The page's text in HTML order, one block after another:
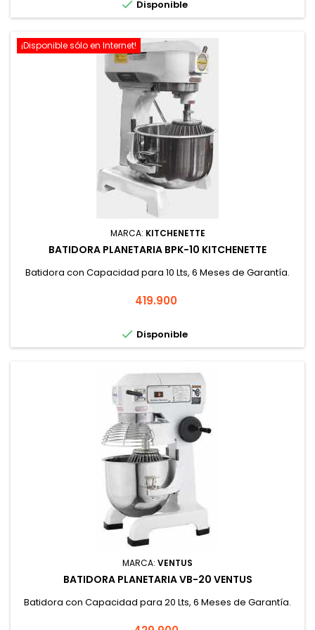
 Disponible
¡Disponible sólo en Internet!
MARCA: KITCHENETTE
BATIDORA PLANETARIA BPK-10 KITCHENETTE
Batidora con Capacidad para 10 Lts, 6 Meses de Garantía.
Precio
419.900
 Disponible
MARCA: VENTUS
BATIDORA PLANETARIA VB-20 VENTUS
Batidora con Capacidad para 20 Lts, 6 Meses de Garantía.